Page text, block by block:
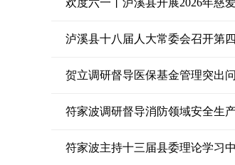
欢度六一丨泸溪县开展2026年慈
泸溪县十八届人大常委会召开第
贺立调研督导医保基金管理突出
符家波调研督导消防领域安全生
符家波主持十三届县委理论学习